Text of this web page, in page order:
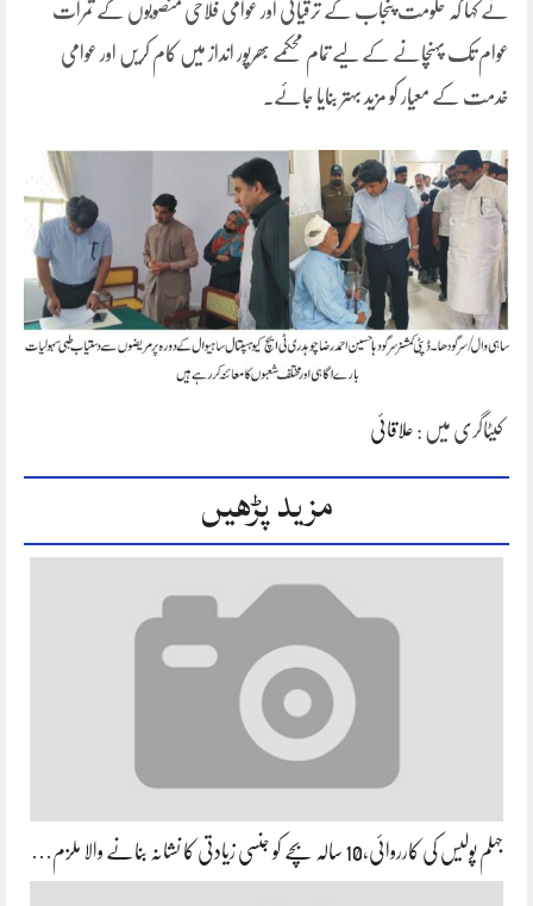
نے کہا کہ حکومت پنجاب کے ترقیاتی اور عوامی فلاحی منصوبوں کے ثمرات
عوام تک پہنچانے کے لیے تمام محکمے بھرپور انداز میں کام کریں اور عوامی
خدمت کے معیار کو مزید بہتر بنایا جائے۔
کیٹاگری میں : علاقائی
مزید پڑھیں
جہلم پولیس کی کارروائی،10 سالہ بچے کو جنسی زیادتی کا نشانہ بنانے والا ملزم…